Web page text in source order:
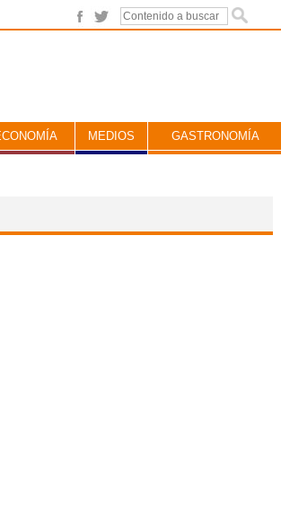
MEDIOS GASTRONOMÍA